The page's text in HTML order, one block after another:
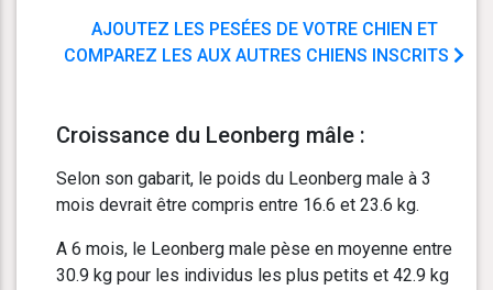
AJOUTEZ LES PESÉES DE VOTRE CHIEN ET
COMPAREZ LES AUX AUTRES CHIENS INSCRITS
Croissance du Leonberg mâle :
Selon son gabarit, le poids du Leonberg male à 3
mois devrait être compris entre 16.6 et 23.6 kg.
A 6 mois, le Leonberg male pèse en moyenne entre
30.9 kg pour les individus les plus petits et 42.9 kg